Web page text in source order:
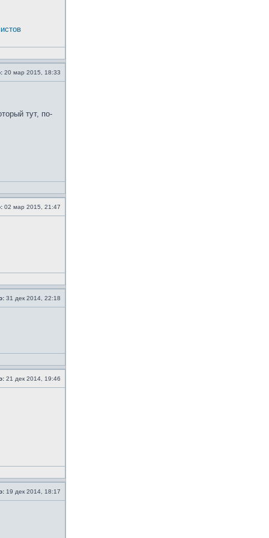
20 мар 2015, 18:33
тут, по-
02 мар 2015, 21:47
31 дек 2014, 22:18
21 дек 2014, 19:46
19 дек 2014, 18:17